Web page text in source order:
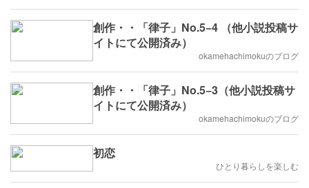
創作・・「律子」No.5−4 （他小説投稿サ
イトにて公開済み）
okamehachimokuのブログ
創作・・「律子」No.5−3（他小説投稿サ
イトにて公開済み）
okamehachimokuのブログ
初恋
ひとり暮らしを楽しむ